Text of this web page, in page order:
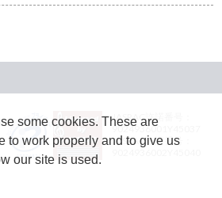
JASRAC許諾番号：
9024936001Y45037
JASRAC許諾番号：
some cookies. These are
to work properly and to give us
our site is used.